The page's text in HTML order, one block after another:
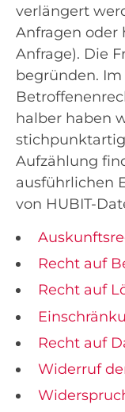
verlängert
Anfragen oder
Anfrage). Die
begründen.
halber haben
Aufzählung
ausführlichen
von HUBIT-
Recht auf
Recht auf
Recht auf
Widerruf